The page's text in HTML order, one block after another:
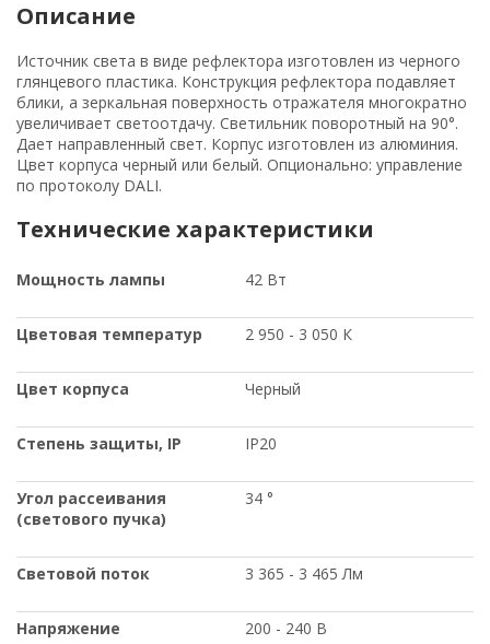
Описание
Источник света в виде рефлектора изготовлен из черного
глянцевого пластика. Конструкция рефлектора подавляет
блики, а зеркальная поверхность отражателя многократно
увеличивает светоотдачу. Светильник поворотный на 90°.
Дает направленный свет. Корпус изготовлен из алюминия.
Цвет корпуса черный или белый. Опционально: управление
по протоколу DALI.
Технические характеристики
Мощность лампы 42 Вт
Цветовая температур 2 950 - 3 050 К
Цвет корпуса Черный
Степень защиты, IP IP20
Угол рассеивания
(светового пучка)
34 °
Световой поток 3 365 - 3 465 Лм
Напряжение 200 - 240 В